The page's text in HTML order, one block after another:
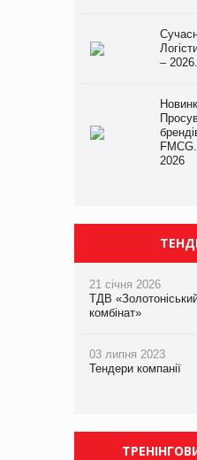
–
2026
21 січня 2026
ТДВ
комбінат»
03 липня 2023
Тендери компанії